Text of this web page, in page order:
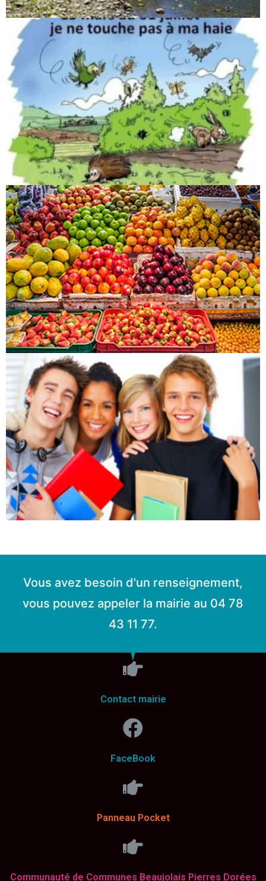
Vous avez besoin d'un renseignement,
vous pouvez appeler la mairie au 04 78
43 11 77.
Contact mairie
FaceBook
Panneau Pocket
Communauté de Communes Beaujolais Pierres Dorées